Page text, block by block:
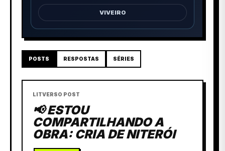
VIVEIRO
POSTS RESPOSTAS SÉRIES
LITVERSO POST
📢 ESTOU
COMPARTILHANDO A
OBRA: CRIA DE NITERÓI